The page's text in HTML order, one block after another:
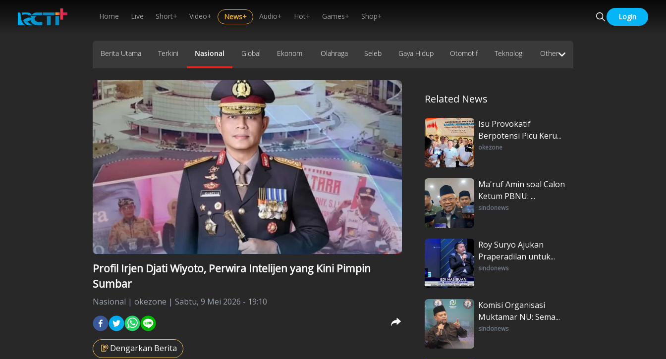
Home Live Short+ Video+ News+ Audio+ Hot+ Games+ Shop+ Login
Berita Utama Terkini Nasional Global Ekonomi Olahraga Seleb Gaya Hidup Otomotif Teknologi Other
Profil Irjen Djati Wiyoto, Perwira Intelijen yang Kini Pimpin
Sumbar
Nasional | okezone | Sabtu, 9 Mei 2026 - 19:10
Dengarkan Berita
Related News
Isu Provokatif
Berpotensi Picu Keru...
okezone
Ma'ruf Amin soal Calon
Ketum PBNU: ...
sindonews
Roy Suryo Ajukan
Praperadilan untuk...
sindonews
Komisi Organisasi
Muktamar NU: Sema...
sindonews